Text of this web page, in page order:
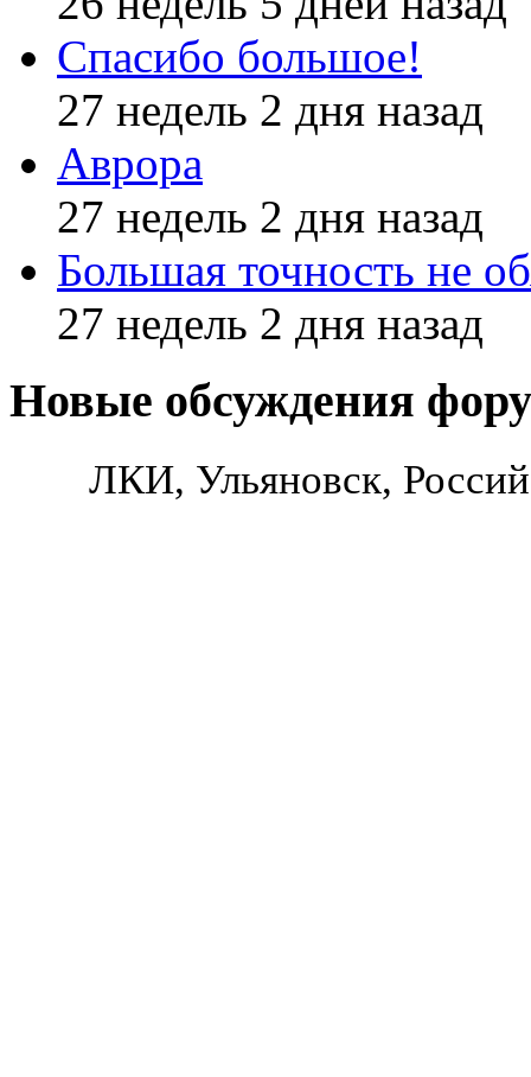
Спасибо большое!
27 недель 2 дня назад
Аврора
27 недель 2 дня назад
Большая точность не
27 недель 2 дня назад
Новые обсуждения
ЛКИ, Ульяновск,